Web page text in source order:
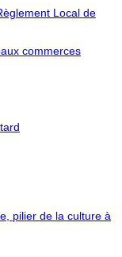
Local de
commerces
pilier de la culture à